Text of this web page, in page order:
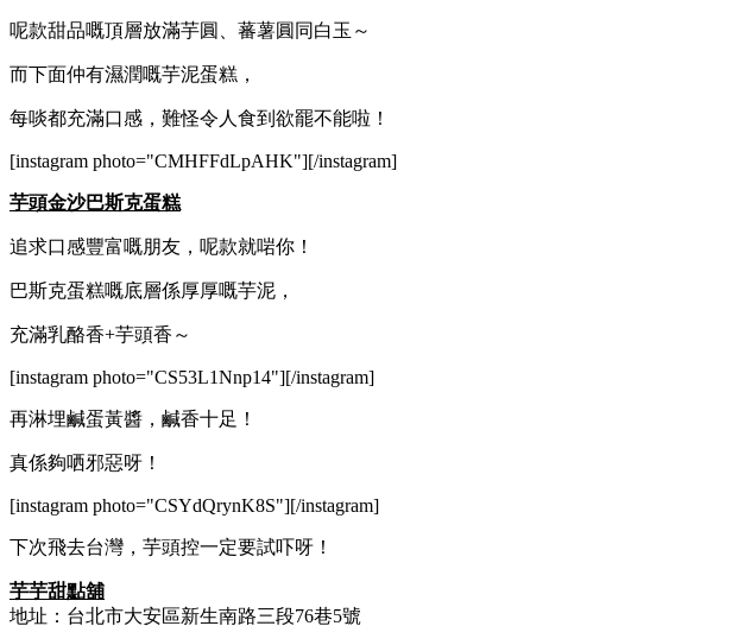
呢款甜品嘅頂層放滿芋圓、蕃薯圓同白玉～
而下面仲有濕潤嘅芋泥蛋糕，
每啖都充滿口感，難怪令人食到欲罷不能啦！
[instagram photo="CMHFFdLpAHK"][/instagram]
芋頭金沙巴斯克蛋糕
追求口感豐富嘅朋友，呢款就啱你！
巴斯克蛋糕嘅底層係厚厚嘅芋泥，
充滿乳酪香+芋頭香～
[instagram photo="CS53L1Nnp14"][/instagram]
再淋埋鹹蛋黃醬，鹹香十足！
真係夠哂邪惡呀！
[instagram photo="CSYdQrynK8S"][/instagram]
下次飛去台灣，芋頭控一定要試吓呀！
芋芋甜點舖
地址：台北市大安區新生南路三段76巷5號